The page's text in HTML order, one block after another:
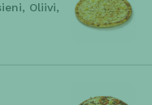
Oliivi,